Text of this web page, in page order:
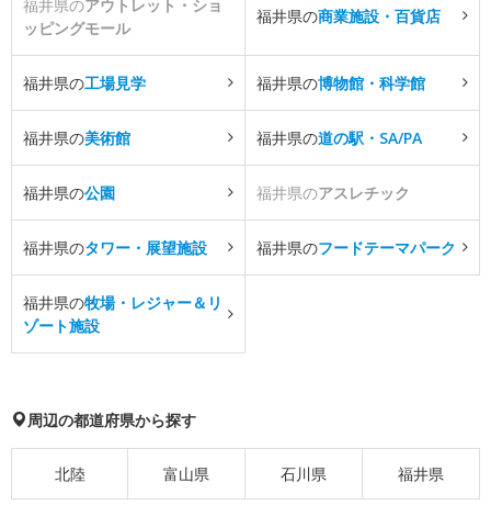
福井県のアウトレット・ショ
ッピングモール
福井県の商業施設・百貨店
福井県の工場見学 福井県の博物館・科学館
福井県の美術館 福井県の道の駅・SA/PA
福井県の公園 福井県のアスレチック
福井県のタワー・展望施設 福井県のフードテーマパーク
福井県の牧場・レジャー＆リ
ゾート施設
周辺の都道府県から探す
北陸 富山県 石川県 福井県